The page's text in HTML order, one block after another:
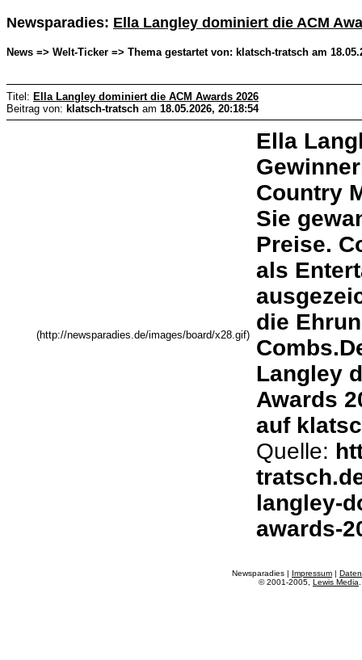
Newsparadies: Ella Langley dominiert die ACM
News => Welt-Ticker => Thema gestartet von: klatsch-tratsch am
Titel: Ella Langley dominiert die ACM Awards 2026
Beitrag von: klatsch-tratsch am 18.05.2026, 20:18:54
(http://newsparadies.de/images/board/x28.gif)
Ella
Country
Sie
Preise.
als
die
Langley
Awards
auf
Quelle:
langley-
awards-
Newsparadies | Impressum |
© 2001-2005, Lewis Media